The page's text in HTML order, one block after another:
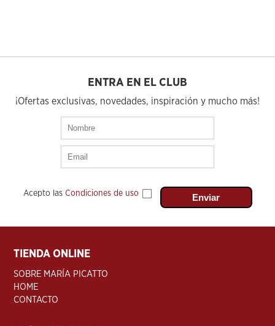
ENTRA EN EL CLUB
¡Ofertas exclusivas, novedades, inspiración y mucho más!
Acepto las Condiciones de uso
TIENDA ONLINE
SOBRE MARÍA PICATTO
HOME
CONTACTO